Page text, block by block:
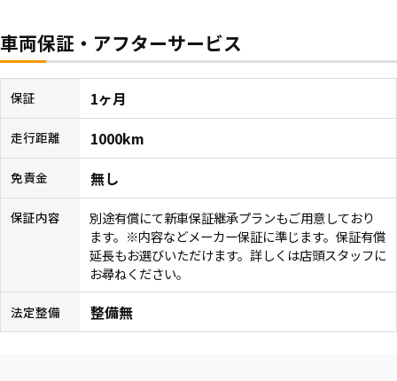
車両保証・アフターサービス
保証 1ヶ月
走行距離 1000km
免責金 無し
保証内容
別途有償にて新車保証継承プランもご用意しており
ます。※内容などメーカー保証に準じます。保証有償
延長もお選びいただけます。詳しくは店頭スタッフに
お尋ねください。
法定整備 整備無